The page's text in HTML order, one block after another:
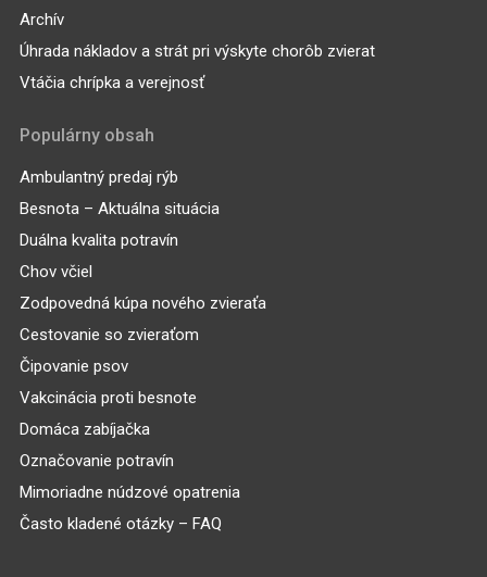
Archív
Úhrada nákladov a strát pri výskyte chorôb zvierat
Vtáčia chrípka a verejnosť
Populárny obsah
Ambulantný predaj rýb
Besnota – Aktuálna situácia
Duálna kvalita potravín
Chov včiel
Zodpovedná kúpa nového zvieraťa
Cestovanie so zvieraťom
Čipovanie psov
Vakcinácia proti besnote
Domáca zabíjačka
Označovanie potravín
Mimoriadne núdzové opatrenia
Často kladené otázky – FAQ